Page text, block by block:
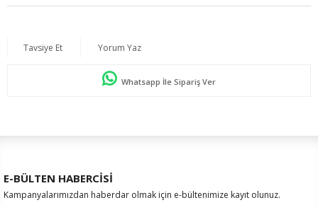
Tavsiye Et Yorum Yaz
Whatsapp İle Sipariş Ver
E-BÜLTEN HABERCİSİ
Kampanyalarımızdan haberdar olmak için e-bültenimize kayıt olunuz.